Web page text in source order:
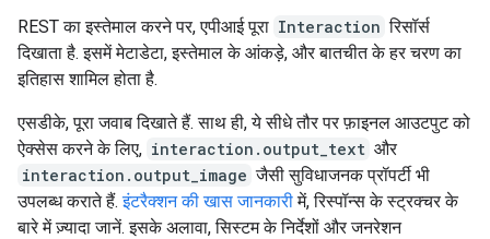
REST का इस्तेमाल करने पर, एपीआई पूरा Interaction रिसॉर्स
दिखाता है. इसमें मेटाडेटा, इस्तेमाल के आंकड़े, और बातचीत के हर चरण का
इतिहास शामिल होता है.
एसडीके, पूरा जवाब दिखाते हैं. साथ ही, ये सीधे तौर पर फ़ाइनल आउटपुट को
ऐक्सेस करने के लिए, interaction.output_text और
interaction.output_image जैसी सुविधाजनक प्रॉपर्टी भी
उपलब्ध कराते हैं.इंटरैक्शन की खास जानकारीमें, रिस्पॉन्स के स्ट्रक्चर के
बारे में ज़्यादा जानें. इसके अलावा, सिस्टम के निर्देशों और जनरेशन